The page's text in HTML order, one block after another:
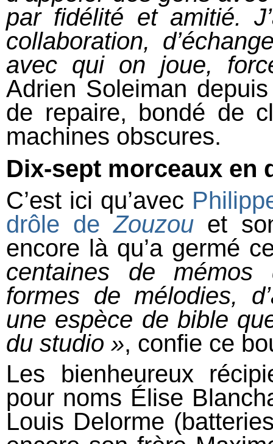
par fidélité et amitié.
collaboration,
avec qui on joue,
Adrien Soleiman
de repaire, bondé de
machines obscures.
Dix-sept morceaux en
C’est ici qu’avec
drôle deZouzou et
encore là qu’a germé
centaines de mémos
formes de mélodies,
une espèce de bible
du studio », confie ce
Les bienheureux
pour noms Élise
Louis Delorme